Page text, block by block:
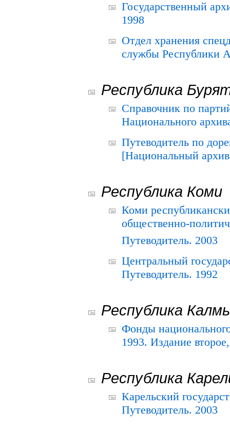
Государственный
1998
Отдел хранения
службы Республики
Республика
Справочник по
Национального
Путеводитель по
[Национальный
Республика Коми
Коми
общественно-
Путеводитель. 2003
Центральный
Путеводитель. 1992
Республика
Фонды
1993. Издание
Республика
Карельский
Путеводитель. 2003